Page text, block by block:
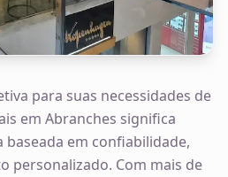
para suas necessidades de
em Abranches significa
em confiabilidade,
personalizado. Com mais de